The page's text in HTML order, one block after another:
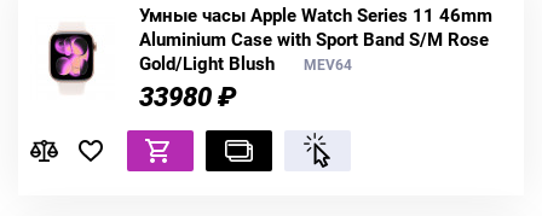
Умные часы Apple Watch Series 11 46mm
Aluminium Case with Sport Band S/M Rose
Gold/Light Blush
MEV64
33980 ₽